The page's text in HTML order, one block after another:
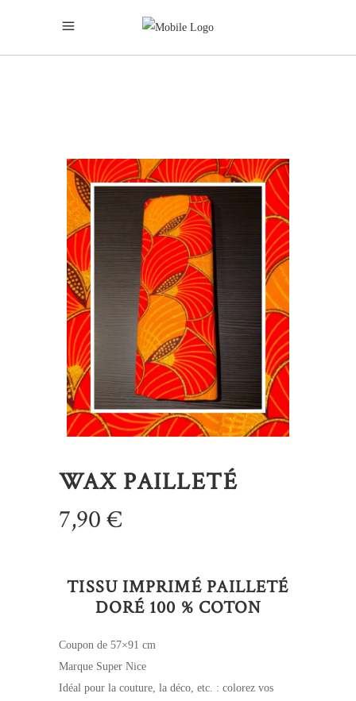
WAX PAILLETÉ
7,90€
TISSU IMPRIMÉ PAILLETÉ
DORÉ 100 % COTON
Coupon de 57×91 cm
Marque Super Nice
Idéal pour la couture, la déco, etc. : colorez vos